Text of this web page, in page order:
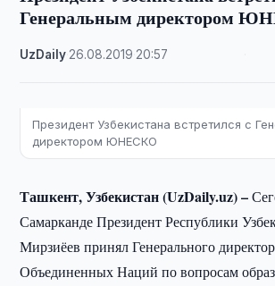
Генеральным директором
UzDaily 26.08.2019 20:57
Президент Узбекистана встретился с
директором ЮНЕСКО
Ташкент, Узбекистан (UzDaily.uz) –
Самарканде Президент Республики
Мирзиёев принял Генерального
Объединенных Наций по вопросам